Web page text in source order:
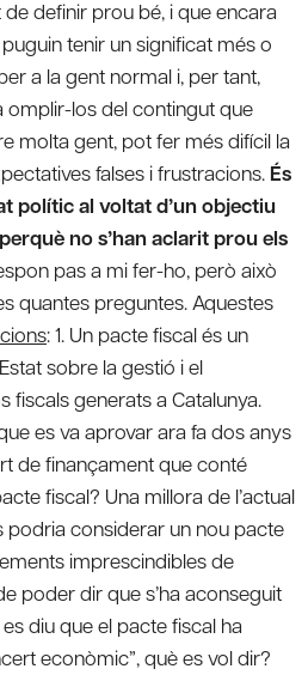
de definir prou bé, i que encara
tenir un significat més o
a la gent normal i, per tant,
omplir-los del contingut que
molta gent, pot fer més difícil la
falses i frustracions. És
polític al voltat d’un objectiu
no s’han aclarit prou els
pas a mi fer-ho, però això
quantes preguntes. Aquestes
: 1. Un pacte fiscal és un
sobre la gestió i el
fiscals generats a Catalunya.
es va aprovar ara fa dos anys
de finançament que conté
fiscal? Una millora de l’actual
considerar un nou pacte
imprescindibles de
poder dir que s’ha aconseguit
diu que el pacte fiscal ha
econòmic”, què es vol dir?